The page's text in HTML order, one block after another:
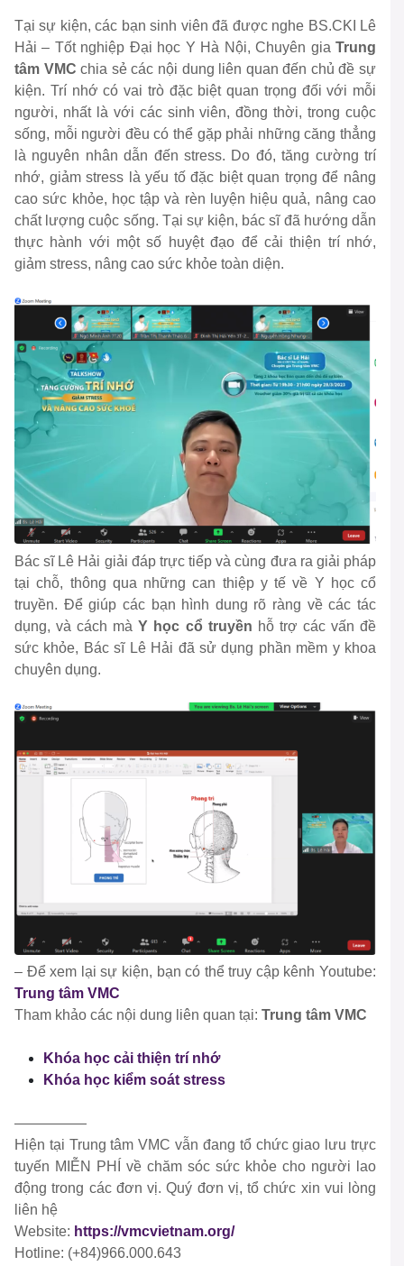
Tại sự kiện, các bạn sinh viên đã được nghe BS.CKI Lê
Hải – Tốt nghiệp Đại học Y Hà Nội, Chuyên gia Trung
tâm VMC chia sẻ các nội dung liên quan đến chủ đề sự
kiện. Trí nhớ có vai trò đặc biệt quan trọng đối với mỗi
người, nhất là với các sinh viên, đồng thời, trong cuộc
sống, mỗi người đều có thể gặp phải những căng thẳng
là nguyên nhân dẫn đến stress. Do đó, tăng cường trí
nhớ, giảm stress là yếu tố đặc biệt quan trọng để nâng
cao sức khỏe, học tập và rèn luyện hiệu quả, nâng cao
chất lượng cuộc sống. Tại sự kiện, bác sĩ đã hướng dẫn
thực hành với một số huyệt đạo để cải thiện trí nhớ,
giảm stress, nâng cao sức khỏe toàn diện.
Bác sĩ Lê Hải giải đáp trực tiếp và cùng đưa ra giải pháp
tại chỗ, thông qua những can thiệp y tế về Y học cổ
truyền. Để giúp các bạn hình dung rõ ràng về các tác
dụng, và cách màY học cổ truyền hỗ trợ các vấn đề
sức khỏe, Bác sĩ Lê Hải đã sử dụng phần mềm y khoa
chuyên dụng.
– Để xem lại sự kiện, bạn có thể truy cập kênh Youtube:
Trung tâm VMC
Tham khảo các nội dung liên quan tại: Trung tâm VMC
Khóa học cải thiện trí nhớ
Khóa học kiểm soát stress
—————
Hiện tại Trung tâm VMC vẫn đang tổ chức giao lưu trực
tuyến MIỄN PHÍ về chăm sóc sức khỏe cho người lao
động trong các đơn vị. Quý đơn vị, tổ chức xin vui lòng
liên hệ
Website: https://vmcvietnam.org/
Hotline: (+84)966.000.643